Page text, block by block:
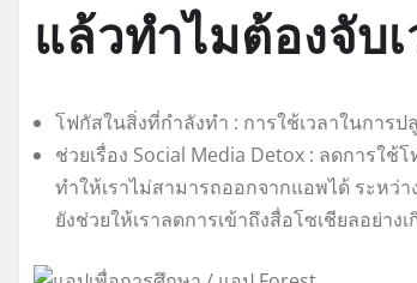
แล้วทำไมต้องจับ
โฟกัสในสิ่งที่กำลังทำ : การใช้เวลาในการ
ช่วยเรื่อง Social Media Detox : ลดการใ
ทำให้เราไม่สามารถออกจากแอพได้ ระหว่
ยังช่วยให้เราลดการเข้าถึงสื่อโซเชียลอย่า